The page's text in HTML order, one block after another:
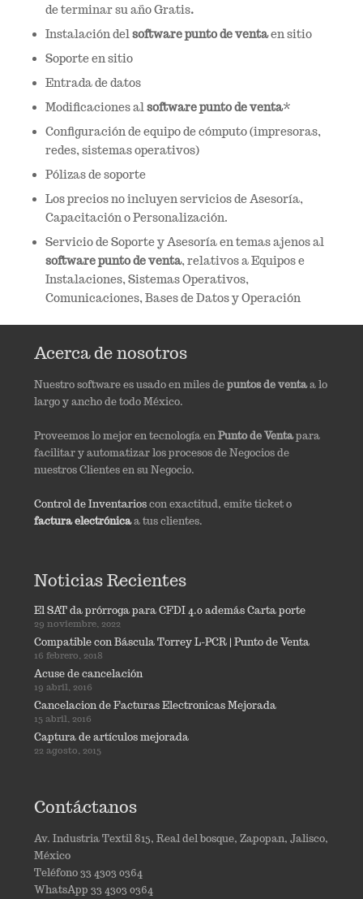
de terminar su año Gratis.
Instalación delsoftwarepunto de ventaen sitio
Soporte en sitio
Entrada de datos
Modificaciones alsoftware punto de venta*
Configuración de equipo de cómputo (impresoras,
redes, sistemas operativos)
Pólizas de soporte
Los precios no incluyen servicios de Asesoría,
Capacitación o Personalización.
Servicio de Soporte y Asesoría en temas ajenos al
software punto de venta, relativos a Equipos e
Instalaciones, Sistemas Operativos,
Comunicaciones, Bases de Datos y Operación
Acerca de nosotros
Nuestro software es usado en miles depuntos de ventaa lo
largo y ancho de todo México.
Proveemos lo mejor en tecnología enPunto de Ventapara
facilitar y automatizar los procesos de Negocios de
nuestros Clientes en su Negocio.
Control de Inventarioscon exactitud, emite ticket o
factura electrónicaa tus clientes.
Noticias Recientes
El SAT da prórroga para CFDI 4.0 además Carta porte
29 noviembre, 2022
Compatible con Báscula Torrey L-PCR | Punto de Venta
16 febrero, 2018
Acuse de cancelación
19 abril, 2016
Cancelacion de Facturas Electronicas Mejorada
15 abril, 2016
Captura de artículos mejorada
22 agosto, 2015
Contáctanos
Av. Industria Textil 815, Real del bosque, Zapopan, Jalisco,
México
Teléfono 33 4303 0364
WhatsApp 33 4303 0364